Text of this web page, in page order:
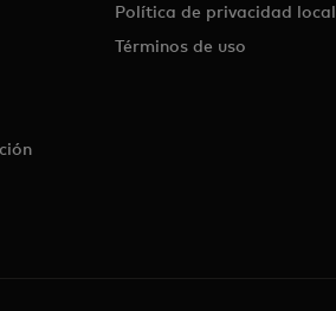
Política de privacidad local
Términos de uso